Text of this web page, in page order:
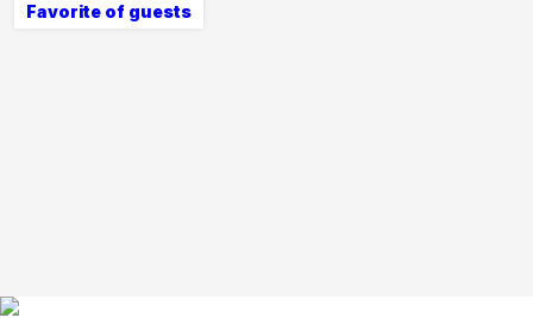
Favorite of guests